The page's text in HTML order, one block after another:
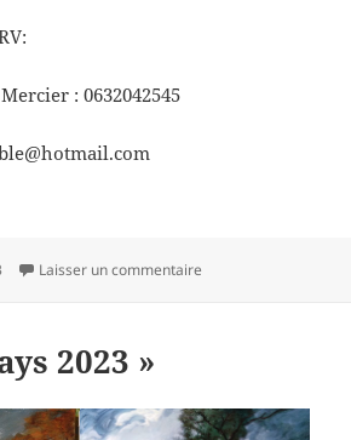
: 0632042545
Laisser un commentaire
2023 »